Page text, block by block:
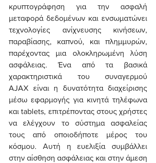
κρυπτογράφηση για την ασφαλή
μεταφορά δεδομένων και ενσωματώνει
τεχνολογίες ανίχνευσης κινήσεων,
παραβίασης, καπνού, και πλημμυρών,
παρέχοντας μια ολοκληρωμένη λύση
ασφάλειας. Ένα από τα βασικά
χαρακτηριστικά του συναγερμού
AJAX είναι η δυνατότητα διαχείρισης
μέσω εφαρμογής για κινητά τηλέφωνα
και tablets, επιτρέποντας στους χρήστες
να ελέγχουν το σύστημα ασφαλείας
τους από οποιοδήποτε μέρος του
κόσμου. Αυτή η ευελιξία συμβάλλει
στην αίσθηση ασφάλειας και στην άμεση